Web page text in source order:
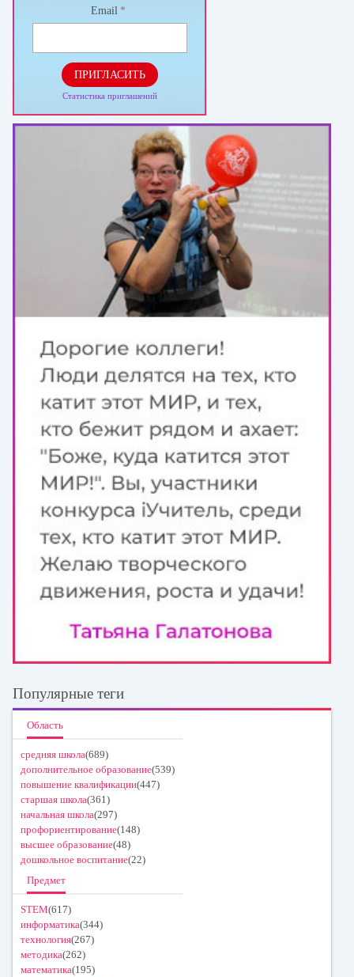
Email *
ПРИГЛАСИТЬ
Статистика приглашений
Популярные теги
Область
средняя школа(689)
дополнительное образование(539)
повышение квалификации(447)
старшая школа(361)
начальная школа(297)
профориентирование(148)
высшее образование(48)
дошкольное воспитание(22)
Предмет
STEM(617)
информатика(344)
технология(267)
методика(262)
математика(195)